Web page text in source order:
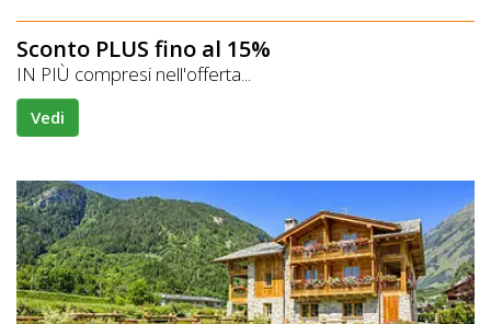
Sconto PLUS fino al 15%
IN PIÙ compresi nell'offerta...
Vedi